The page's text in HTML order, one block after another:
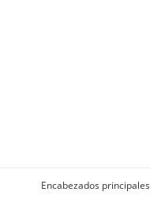
Encabezados principales